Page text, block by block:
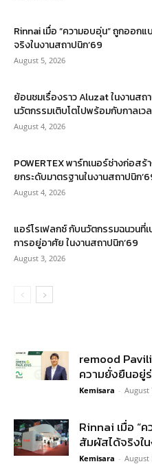
Rinnai เมื่อ “ความอบอุ่น” ถูกออก
จริงในงานสถาปนิก’69
August 5, 2026
ย้อนชมเรื่องราว Aluzat ในงานสถ
นวัตกรรมเติบโตไปพร้อมกับกาลเว
August 4, 2026
POWERTEX พาร์ทเนอร์ช่างก่อส
ยกระดับมาตรฐานในงานสถาปนิก
August 4, 2026
แอร์โรเฟลกซ์ กับนวัตกรรมฉนวนที่
การอยู่อาศัย ในงานสถาปนิก’69
August 3, 2026
remood
ความยั่งยืนอยู่
Kemisara - August
Rinnai เมื่อ “
สัมผัสได้จริงใ
Kemisara - August